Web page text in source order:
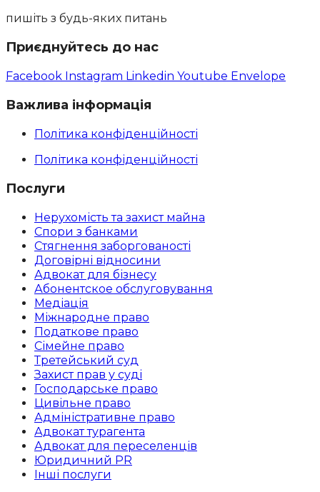
пишіть з будь-яких питань
Приєднуйтесь до нас
Facebook Instagram Linkedin Youtube Envelope
Важлива інформація
Політика конфіденційності
Політика конфіденційності
Послуги
Нерухомість та захист майна
Спори з банками
Стягнення заборгованості
Договірні відносини
Адвокат для бізнесу
Абoнентское обслуговування
Медіація
Міжнародне право
Податкове право
Сімейне право
Третейський суд
Захист прав у суді
Господарське право
Цивільне право
Адміністративне право
Адвокат турагента
Адвокат для переселенців
Юридичний PR
Інші послуги